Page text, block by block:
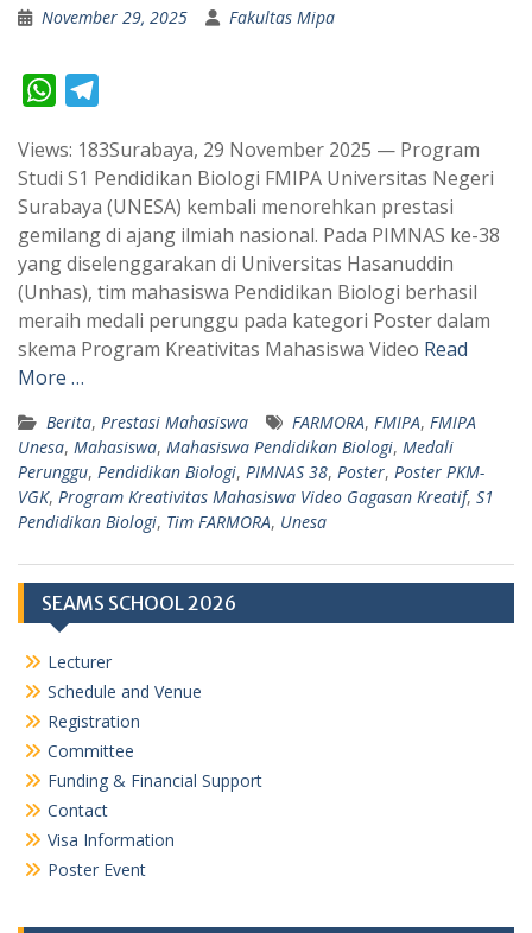
November 29, 2025 Fakultas Mipa
W
a
t
s
A
p
p
l
e
g
r
a
m
Views: 183Surabaya, 29 November 2025 — Program
Studi S1 Pendidikan Biologi FMIPA Universitas Negeri
Surabaya (UNESA) kembali menorehkan prestasi
gemilang di ajang ilmiah nasional. Pada PIMNAS ke-38
yang diselenggarakan di Universitas Hasanuddin
(Unhas), tim mahasiswa Pendidikan Biologi berhasil
meraih medali perunggu pada kategori Poster dalam
skema Program Kreativitas Mahasiswa Video Read
More …
Berita, Prestasi Mahasiswa FARMORA, FMIPA, FMIPA
Unesa, Mahasiswa, Mahasiswa Pendidikan Biologi, Medali
Perunggu, Pendidikan Biologi, PIMNAS 38, Poster, Poster PKM-
VGK, Program Kreativitas Mahasiswa Video Gagasan Kreatif, S1
Pendidikan Biologi, Tim FARMORA, Unesa
SEAMS SCHOOL 2026
Lecturer
Schedule and Venue
Registration
Committee
Funding & Financial Support
Contact
Visa Information
Poster Event